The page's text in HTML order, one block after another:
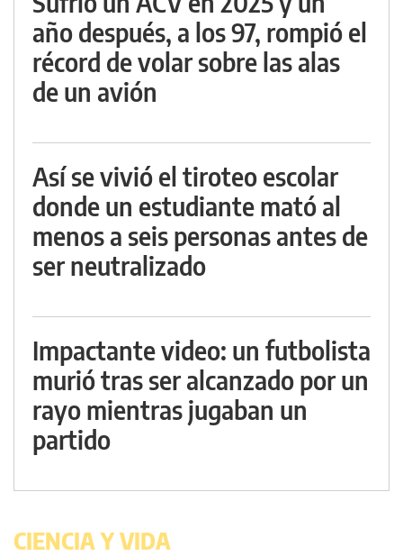
año después, a los 97, rompió el
récord de volar sobre las alas
de un avión
Así se vivió el tiroteo escolar
donde un estudiante mató al
menos a seis personas antes de
ser neutralizado
Impactante video: un futbolista
murió tras ser alcanzado por un
rayo mientras jugaban un
partido
CIENCIA Y VIDA